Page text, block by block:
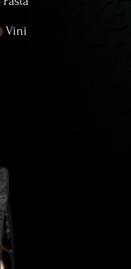
Vini